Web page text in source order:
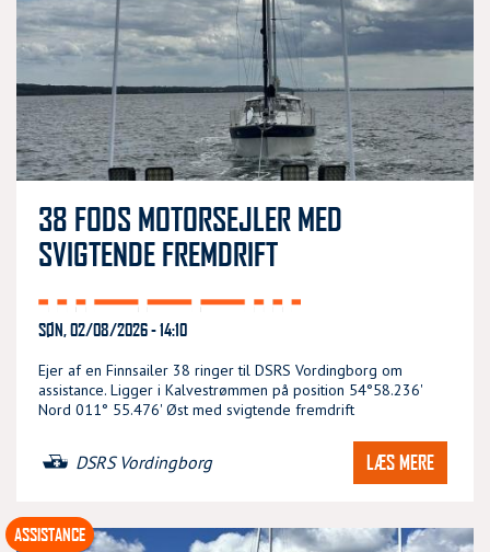
38 FODS MOTORSEJLER MED
SVIGTENDE FREMDRIFT
SØN, 02/08/2026 - 14:10
Ejer af en Finnsailer 38 ringer til DSRS Vordingborg om
assistance. Ligger i Kalvestrømmen på position 54°58.236'
Nord 011° 55.476' Øst med svigtende fremdrift
DSRS Vordingborg LÆS MERE
ASSISTANCE